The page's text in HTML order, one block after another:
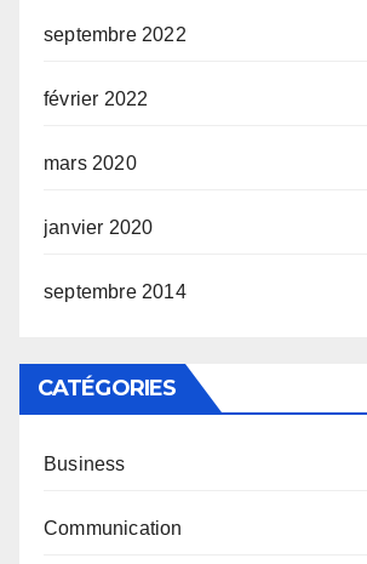
septembre 2022
février 2022
mars 2020
janvier 2020
septembre 2014
CATÉGORIES
Business
Communication